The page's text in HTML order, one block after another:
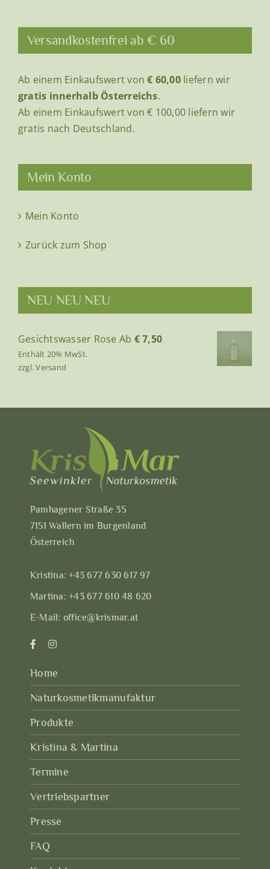
Optionen
können
der
Produktseite
gewählt
werden
Versandkostenfrei ab € 60
Ab einem Einkaufswert von€ 60,00liefern wir
gratis innerhalb Österreichs.
Ab einem Einkaufswert von € 100,00 liefern wir
gratis nach Deutschland.
Mein Konto
Mein Konto
Zurück zum Shop
NEU NEU NEU
Gesichtswasser Rose Ab €7,50
Enthält 20% MwSt.
zzgl.Versand
Pamhagener Straße 35
7151 Wallern im Burgenland
Österreich
Kristina:+43 677 630 617 97
Martina:+43 677 610 48 620
E-Mail: office@krismar.at
Home
Naturkosmetikmanufaktur
Produkte
Kristina & Martina
Termine
Vertriebspartner
Presse
FAQ